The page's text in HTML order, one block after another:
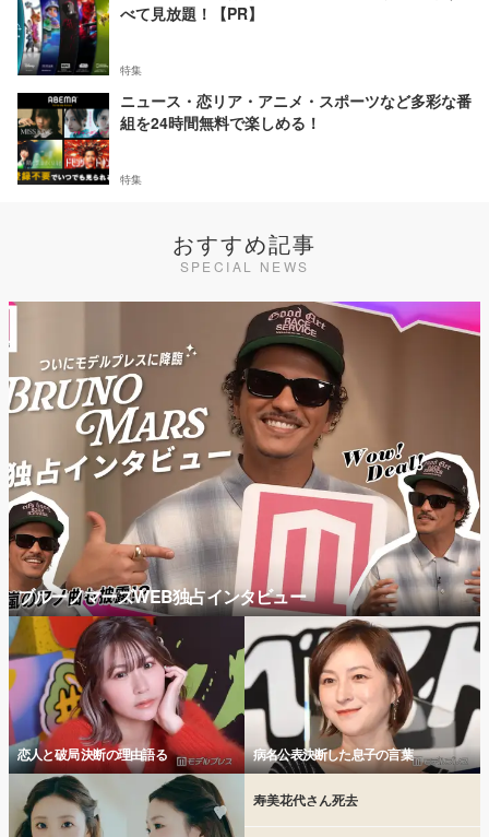
べて見放題！【PR】
特集
ニュース・恋リア・アニメ・スポーツなど多彩な番
組を24時間無料で楽しめる！
特集
おすすめ記事
SPECIAL NEWS
ブルーノマーズWEB独占インタビュー
恋人と破局 決断の理由語る 病名公表決断した息子の言葉
寿美花代さん死去